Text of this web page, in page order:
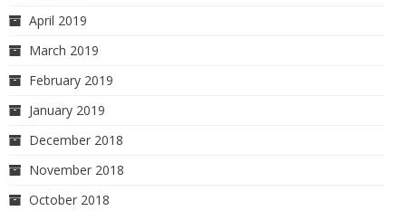
April 2019
March 2019
February 2019
January 2019
December 2018
November 2018
October 2018